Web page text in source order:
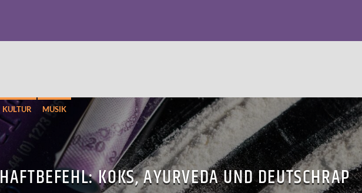
KULTUR MUSIK
HAFTBEFEHL: KOKS, AYURVEDA UND DEUTSCHRAP